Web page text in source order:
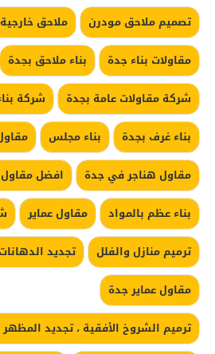
تصميم ملاحق مودرن
ملاحق
مقاولات بناء جدة
بناء ملاحق بجدة
شركة مقاولات عامة بجدة
شركة
بناء غرف بجدة
بناء مجلس
مقاول هناجر في جدة
افضل مقاول
بناء عظم بالمواد
مقاول عماير
ترميم منازل والفلل
تجديد
مقاول عماير جدة
ترميم الشروخ الأفقية ، تجديد المظهر